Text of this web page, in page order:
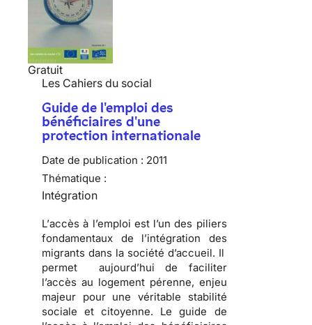
Gratuit
Les Cahiers du social
Guide de l'emploi des
bénéficiaires d'une
protection internationale
Date de publication : 2011
Thématique :
Intégration
L’accès à l’emploi est l’un des piliers
fondamentaux de l’intégration des
migrants dans la société d’accueil. Il
permet aujourd’hui de faciliter
l’accès au logementpérenne, enjeu
majeur pour une véritable stabilité
sociale et citoyenne. Le guide de